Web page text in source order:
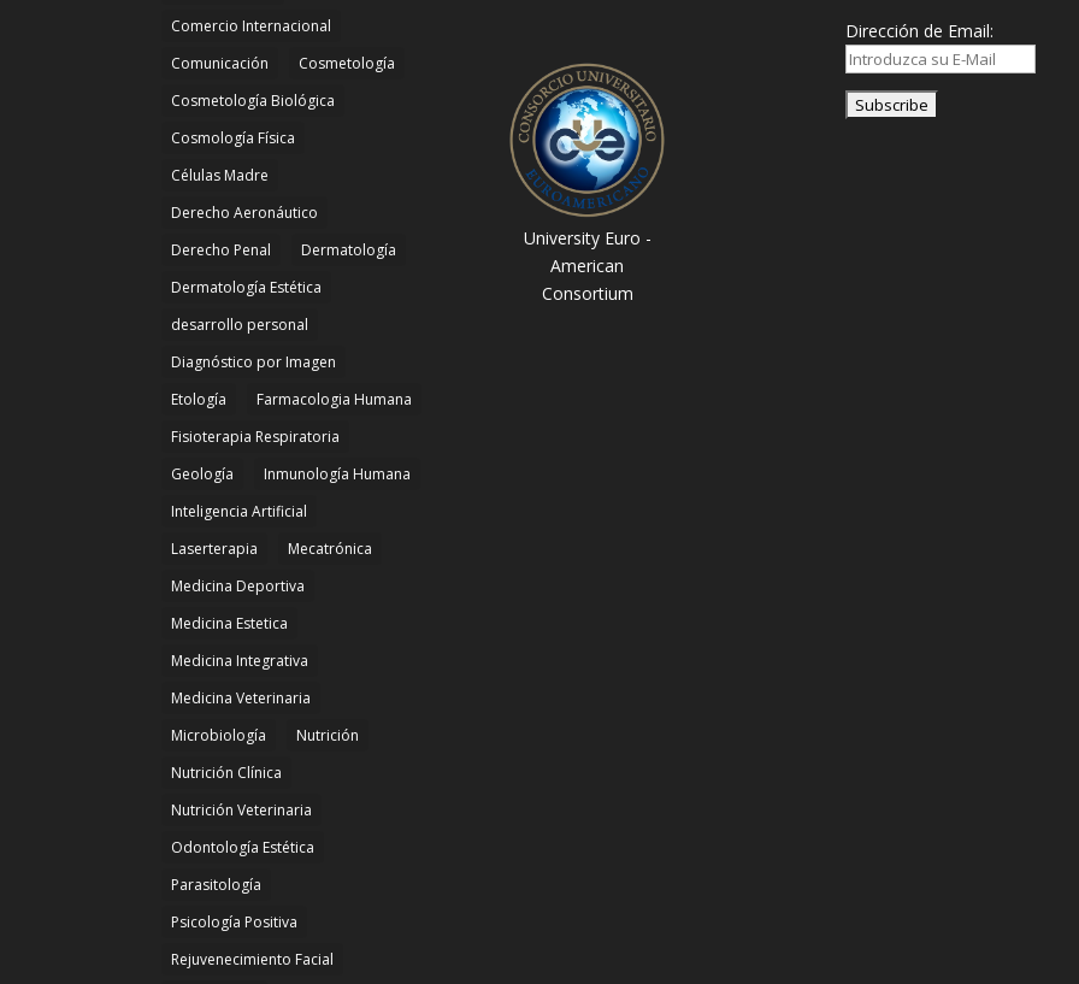
Comercio Internacional
Comunicación
Cosmetología
Cosmetología Biológica
Cosmología Física
Células Madre
Derecho Aeronáutico
Derecho Penal
Dermatología
Dermatología Estética
desarrollo personal
Diagnóstico por Imagen
Etología
Farmacologia Humana
Fisioterapia Respiratoria
Geología
Inmunología Humana
Inteligencia Artificial
Laserterapia
Mecatrónica
Medicina Deportiva
Medicina Estetica
Medicina Integrativa
Medicina Veterinaria
Microbiología
Nutrición
Nutrición Clínica
Nutrición Veterinaria
Odontología Estética
Parasitología
Psicología Positiva
Rejuvenecimiento Facial
University Euro -
American
Consortium
Dirección de Email: